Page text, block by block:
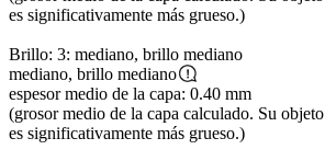
es significativamente más grueso.)
Brillo: 3: mediano, brillo mediano
mediano, brillo mediano
espesor medio de la capa: 0.40 mm
(grosor medio de la capa calculado. Su objeto
es significativamente más grueso.)